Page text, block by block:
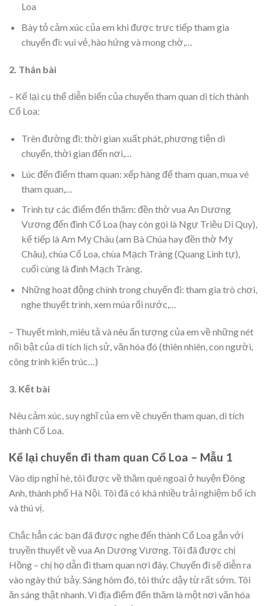
Loa
Bày tỏ cảm xúc của em khi được trực tiếp tham gia
chuyến đi: vui vẻ, hào hứng và mong chờ,…
2. Thân bài
– Kể lại cụ thể diễn biến của chuyến tham quan di tích thành
Cổ Loa:
Trên đường đi: thời gian xuất phát, phương tiện di
chuyển, thời gian đến nơi,…
Lúc đến điểm tham quan: xếp hàng để tham quan, mua vé
tham quan,…
Trình tự các điểm đến thăm: đền thờ vua An Dương
Vương đến đình Cổ Loa (hay còn gọi là Ngự Triều Di Quy),
kế tiếp là Am Mỵ Châu (am Bà Chúa hay đền thờ Mỵ
Châu), chùa Cổ Loa, chùa Mạch Tràng (Quang Linh tự),
cuối cùng là đình Mạch Tràng.
Những hoạt động chính trong chuyến đi: tham gia trò chơi,
nghe thuyết trình, xem múa rối nước,…
– Thuyết minh, miêu tả và nêu ấn tượng của em về những nét
nổi bật của di tích lịch sử, văn hóa đó (thiên nhiên, con người,
công trình kiến trúc…)
3. Kết bài
Nêu cảm xúc, suy nghĩ của em về chuyến tham quan, di tích
thành Cổ Loa.
Kể lại chuyến đi tham quan Cổ Loa – Mẫu 1
Vào dịp nghỉ hè, tôi được về thăm quê ngoại ở huyện Đông
Anh, thành phố Hà Nội. Tôi đã có khá nhiều trải nghiệm bổ ích
và thú vị.
Chắc hẳn các bạn đã được nghe đến thành Cổ Loa gắn với
truyền thuyết về vua An Dương Vương. Tôi đã được chị
Hồng – chị họ dẫn đi tham quan nơi đây. Chuyến đi sẽ diễn ra
vào ngày thứ bảy. Sáng hôm đó, tôi thức dậy từ rất sớm. Tôi
ăn sáng thật nhanh. Vì địa điểm đến thăm là một nơi văn hóa